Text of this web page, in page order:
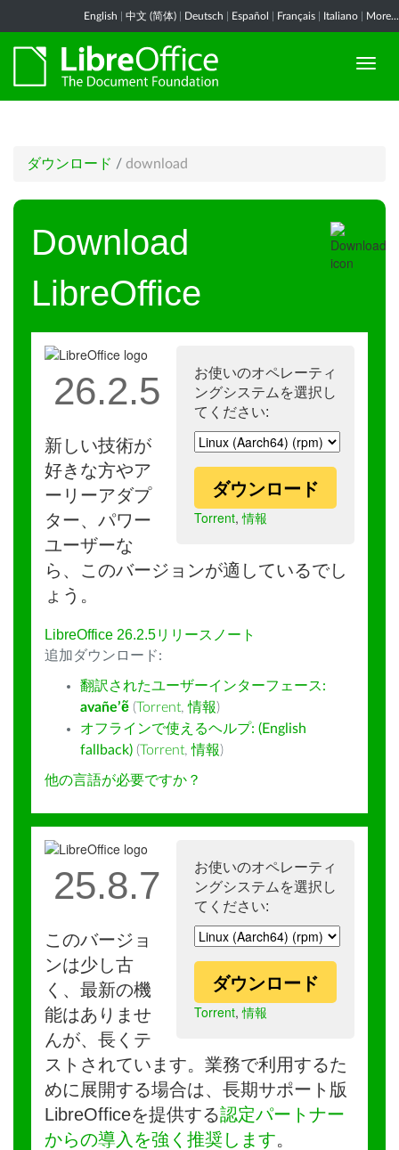
English 中文 (简体) Deutsch Español Français Italiano More...
ダウンロード / download
Download
LibreOffice
お使いのオペレーティ
ングシステムを選択し
てください:
ダウンロード
Torrent,情報
26.2.5
新しい技術が
好きな方やア
ーリーアダプ
ター、パワー
ユーザーな
ら、このバージョンが適しているでし
ょう。
LibreOffice 26.2.5リリースノート
追加ダウンロード:
翻訳されたユーザーインターフェース:
avañe’ẽ (Torrent,情報)
オフラインで使えるヘルプ: (English
fallback) (Torrent,情報)
他の言語が必要ですか？
お使いのオペレーティ
ングシステムを選択し
てください:
ダウンロード
Torrent,情報
25.8.7
このバージョ
ンは少し古
く、最新の機
能はありませ
んが、長くテ
ストされています。業務で利用するた
めに展開する場合は、長期サポート版
LibreOfficeを提供する認定パートナー
からの導入を強く推奨します。